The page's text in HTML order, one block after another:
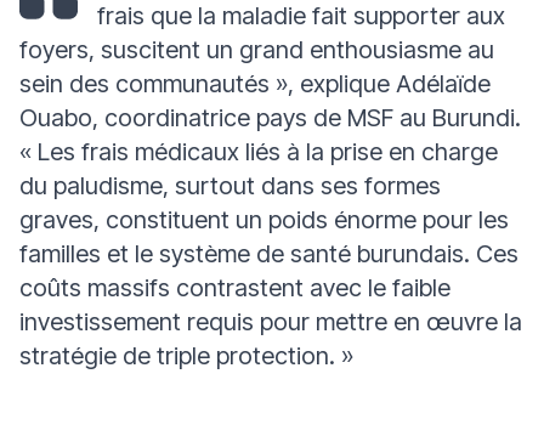
frais que la maladie fait supporter aux
foyers, suscitent un grand enthousiasme au
sein des communautés », explique Adélaïde
Ouabo, coordinatrice pays de MSF au Burundi.
« Les frais médicaux liés à la prise en charge
du paludisme, surtout dans ses formes
graves, constituent un poids énorme pour les
familles et le système de santé burundais. Ces
coûts massifs contrastent avec le faible
investissement requis pour mettre en œuvre la
stratégie de triple protection. »